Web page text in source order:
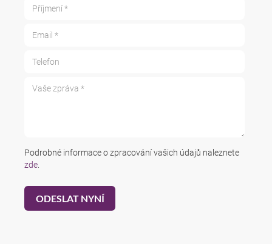
Podrobné informace o zpracování vašich údajů naleznete
zde